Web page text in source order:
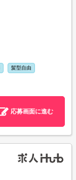
髪型自由
応募画面に進む